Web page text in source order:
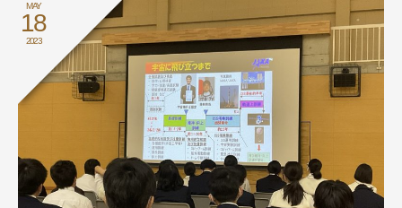
MAY
18
2023